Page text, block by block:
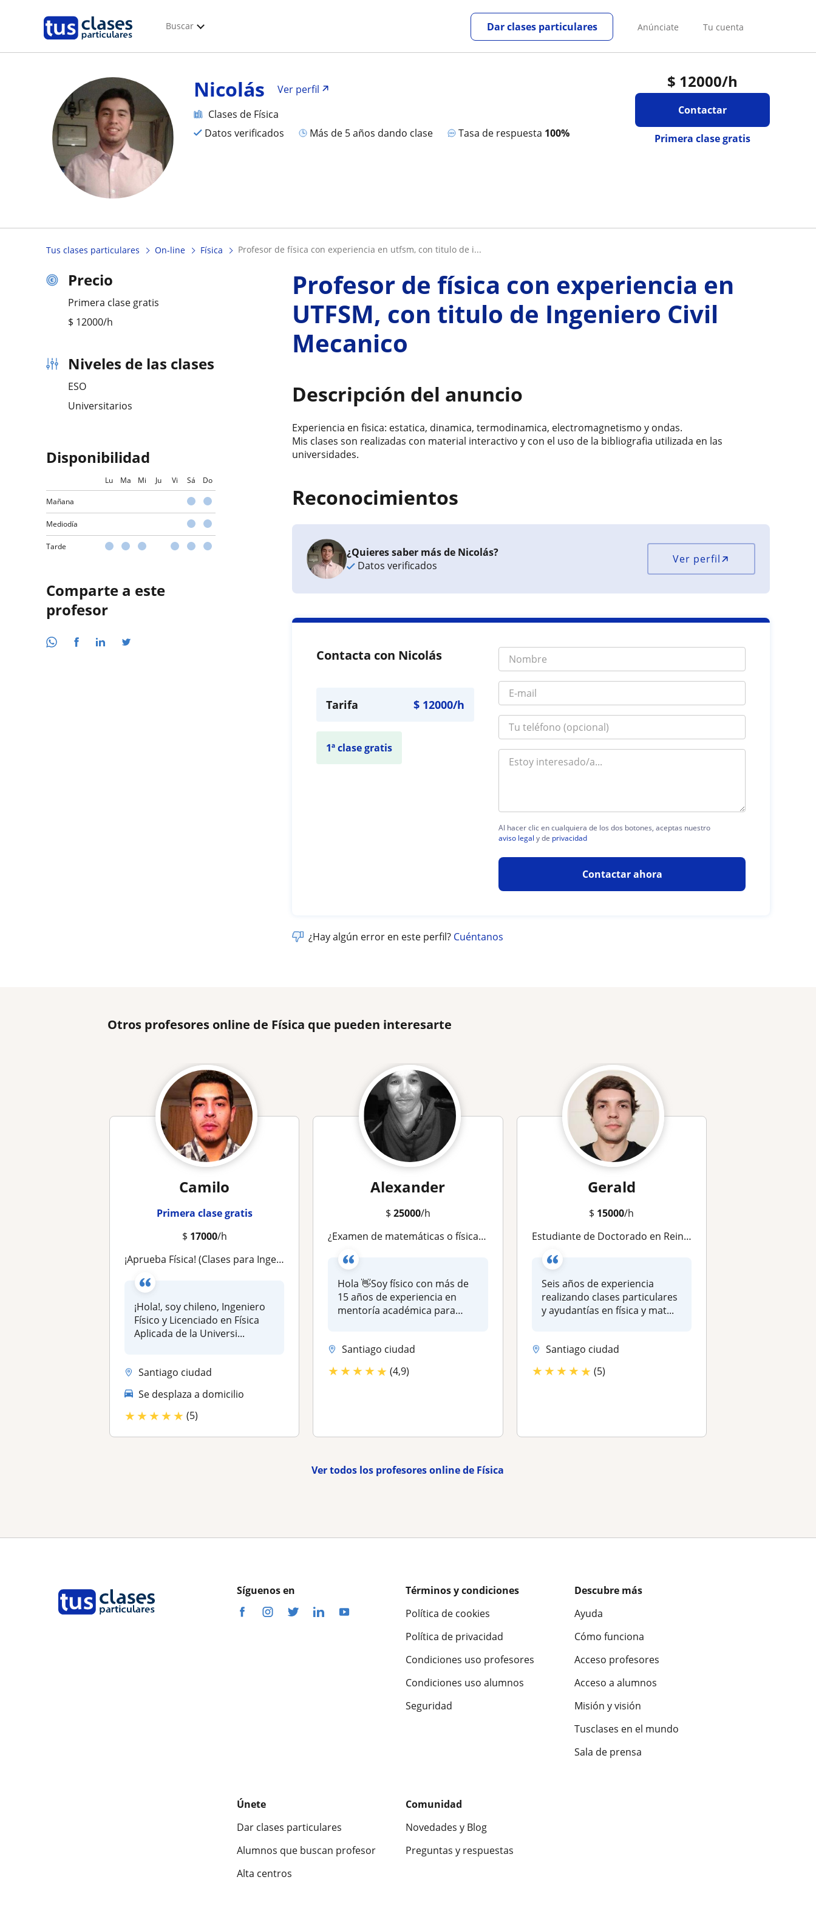
Buscar Anúnciate Tu cuenta
Dar clases particulares
$ 12000/h
Contactar
Primera clase gratis
Nicolás
Ver perfil
Clases de Física
Datos verificados
más de 5 años dando clase Tasa de respuesta 100%
Tus clases particulares On-line Física profesor de física con experiencia en utfsm, con titulo de i...
Precio
Primera clase gratis
$ 12000/h
Niveles de las clases
ESO
Universitarios
Disponibilidad
Lu Ma Mi Ju Vi Sá Do
Mañana
Mediodía
Tarde
Comparte a este
profesor
Profesor de física con experiencia en
UTFSM, con titulo de Ingeniero Civil
Mecanico
Descripción del anuncio
Experiencia en fisica: estatica, dinamica, termodinamica, electromagnetismo y ondas.
Mis clases son realizadas con material interactivo y con el uso de la bibliografia utilizada en las
universidades.
Reconocimientos
¿Quieres saber más de Nicolás?
Datos verificados
Ver perfil
Contacta con Nicolás
Tarifa $ 12000/h
1ª clase gratis
Al hacer clic en cualquiera de los dos botones, aceptas nuestro
aviso legal y de privacidad
Contactar ahora
¿Hay algún error en este perfil? Cuéntanos
Otros profesores online de Física que pueden interesarte
Camilo
Primera clase gratis
$ 17000/h
¡Aprueba Física! (Clases para Ingeniería y Área Salud)
¡Hola!, soy chileno, Ingeniero
Físico y Licenciado en Física
Aplicada de la Universi...
Santiago ciudad
Se desplaza a domicilio
★★★★★ (5)
Alexander
$ 25000/h
¿Examen de matemáticas o física mañana?
Hola 👋Soy físico con más de
15 años de experiencia en
mentoría académica para
Santiago ciudad
★★★★★ (4,9)
Gerald
$ 15000/h
Estudiante de Doctorado en Reino Unido, Magíster en Física y Licenciado en Astronomía de la Universidad de Chile realiza clases particulares de Física y Matemática para enseñanza básica, media y universitaria
Seis años de experiencia
realizando clases particulares
y ayudantías en física y mat...
Santiago ciudad
★★★★★ (5)
Ver todos los profesores online de Física
Síguenos en
Términos y condiciones
Política de cookies
Política de privacidad
Condiciones uso profesores
Condiciones uso alumnos
Seguridad
Descubre más
Ayuda
Cómo funciona
Acceso profesores
Acceso a alumnos
Misión y visión
Tusclases en el mundo
Sala de prensa
Únete
Dar clases particulares
Alumnos que buscan profesor
Alta centros
Comunidad
Novedades y Blog
Preguntas y respuestas